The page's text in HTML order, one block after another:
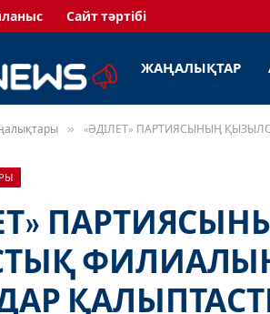
Сайт тәртібі
ЖАҢАЛЫҚТАР
» «ӘДІЛЕТ» ПАРТИЯСЫНЫҢ